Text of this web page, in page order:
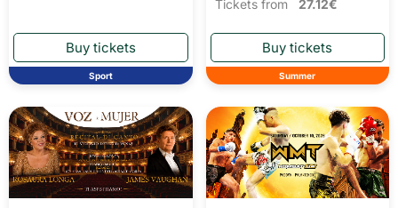
Sport
Tickets from 27.12€
Summer